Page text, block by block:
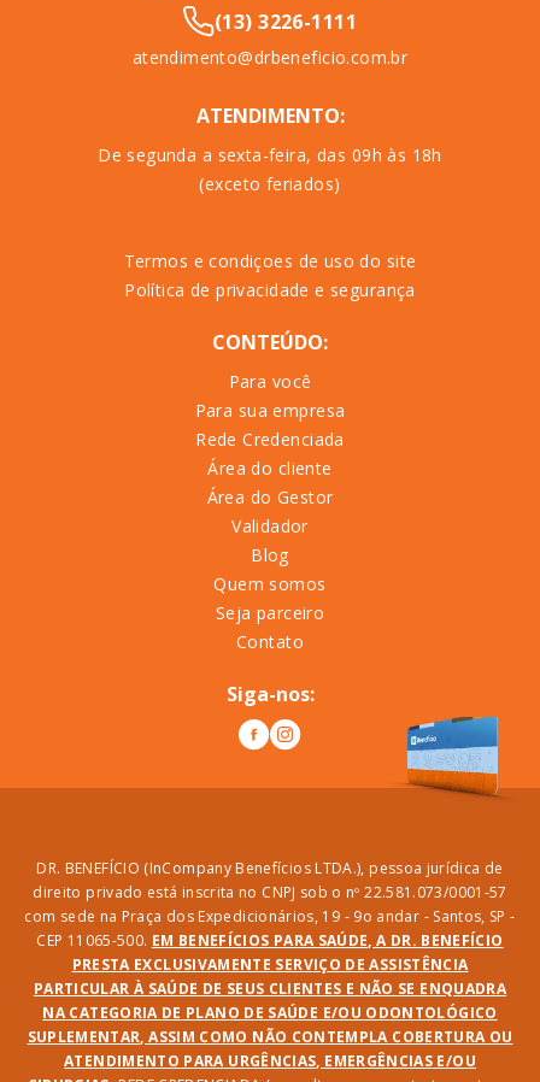
(13) 3226-1111
atendimento@drbeneficio.com.br
ATENDIMENTO:
De segunda a sexta-feira, das 09h às 18h
(exceto feriados)
Termos e condiçoes de uso do site
Política de privacidade e segurança
CONTEÚDO:
Para você
Para sua empresa
Rede Credenciada
Área do cliente
Área do Gestor
Validador
Blog
Quem somos
Seja parceiro
Contato
Siga-nos:
DR. BENEFÍCIO (InCompany Benefícios LTDA.), pessoa jurídica de
direito privado está inscrita no CNPJ sob o nº 22.581.073/0001-57
com sede na Praça dos Expedicionários, 19 - 9o andar - Santos, SP -
CEP 11065-500. EM BENEFÍCIOS PARA SAÚDE, A DR. BENEFÍCIO
PRESTA EXCLUSIVAMENTE SERVIÇO DE ASSISTÊNCIA
PARTICULAR À SAÚDE DE SEUS CLIENTES E NÃO SE ENQUADRA
NA CATEGORIA DE PLANO DE SAÚDE E/OU ODONTOLÓGICO
SUPLEMENTAR, ASSIM COMO NÃO CONTEMPLA COBERTURA OU
ATENDIMENTO PARA URGÊNCIAS, EMERGÊNCIAS E/OU